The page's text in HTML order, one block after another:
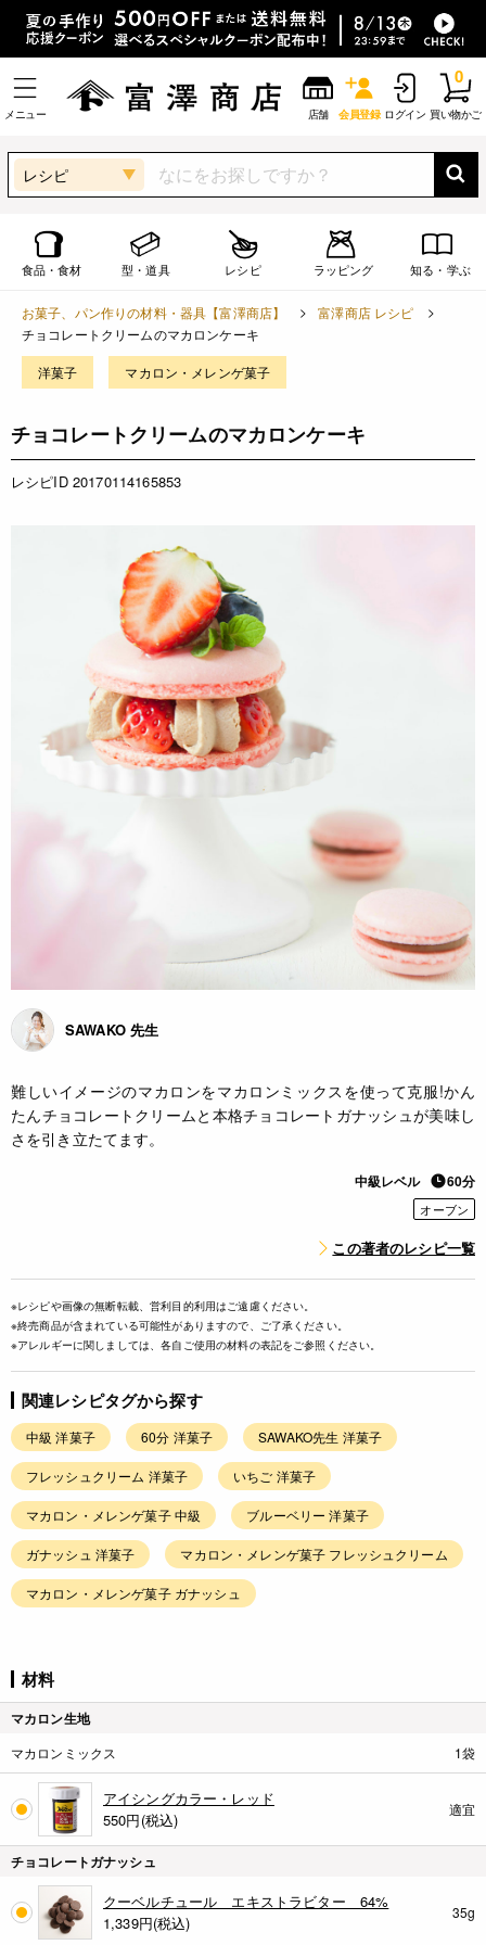
メニュー 店舗 会員登録 ログイン 買い物かご
0
レシピ
食品・食材 型・道具 レシピ ラッピング 知る・学ぶ
お菓子、パン作りの材料・器具【富澤商店】
富澤商店 レシピ
チョコレートクリームのマカロンケーキ
洋菓子 マカロン・メレンゲ菓子
チョコレートクリームのマカロンケーキ
レシピID 20170114165853
SAWAKO 先生
難しいイメージのマカロンをマカロンミックスを使って克服!かん
たんチョコレートクリームと本格チョコレートガナッシュが美味し
さを引き立たてます。
中級レベル 60分
オーブン
この著者のレシピ一覧
※レシピや画像の無断転載、営利目的利用はご遠慮ください。
※終売商品が含まれている可能性がありますので、ご了承ください。
※アレルギーに関しましては、各自ご使用の材料の表記をご参照ください。
関連レシピタグから探す
中級 洋菓子 60分 洋菓子 SAWAKO先生 洋菓子
フレッシュクリーム 洋菓子 いちご 洋菓子
マカロン・メレンゲ菓子 中級 ブルーベリー 洋菓子
ガナッシュ 洋菓子 マカロン・メレンゲ菓子 フレッシュクリーム
マカロン・メレンゲ菓子 ガナッシュ
材料
マカロン生地
マカロンミックス 1袋
アイシングカラー・レッド
550円(税込)
適宜
チョコレートガナッシュ
クーベルチュール エキストラビター 64%
1,339円(税込)
35g